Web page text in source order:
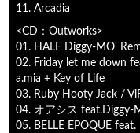
11. Arcadia
<CD：
01. HALF Diggy-
02. Friday let me down
a.mia + Key of Life
03. Ruby Hooty Jack /
04. オアシス feat.Diggy-
05. BELLE EPOQUE